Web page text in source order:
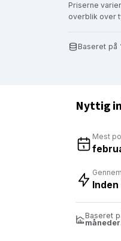
Priserne
overblik over
Baseret på
Nyttig
Mest
Baseret
måneder